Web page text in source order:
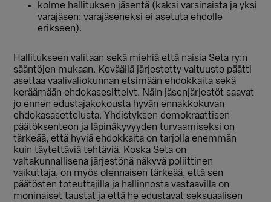
kolme hallituksen jäsentä (kaksi varsinaista ja yksi
varajäsen: varajäseneksi ei asetuta ehdolle
erikseen).
Hallitukseen valitaan sekä miehiä että naisia Seta ry:n
sääntöjen mukaan. Keväällä järjestetty valtuusto päätti
asettaa vaalivaliokunnan etsimään ehdokkaita sekä
keräämään ehdokasesittelyt. Näin jäsenjärjestöt saavat
jo ennen edustajakokousta hyvän ennakkokuvan
ehdokasasettelusta. Yhdistyksen demokraattisen
päätöksenteon ja läpinäkyvyyden turvaamiseksi on
tärkeää, että hyviä ehdokkaita on tarjolla enemmän
kuin täytettäviä tehtäviä. Koska Seta on
valtakunnallisena järjestönä näkyvä poliittinen
vaikuttaja, on myös olennaisen tärkeää, että sen
päätösten toteuttajilla ja hallinnosta vastaavilla on
moninaiset taustat ja että he edustavat seksuaalisen